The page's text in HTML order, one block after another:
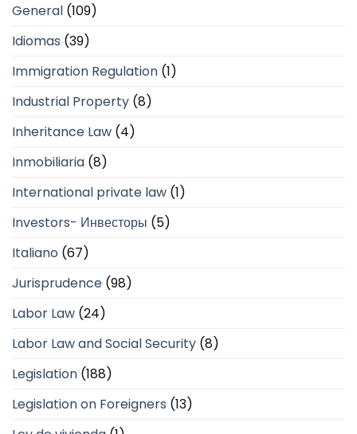
General (109)
Idiomas (39)
Immigration Regulation (1)
Industrial Property (8)
Inheritance Law (4)
Inmobiliaria (8)
International private law (1)
Investors- Инвесторы (5)
Italiano (67)
Jurisprudence (98)
Labor Law (24)
Labor Law and Social Security (8)
Legislation (188)
Legislation on Foreigners (13)